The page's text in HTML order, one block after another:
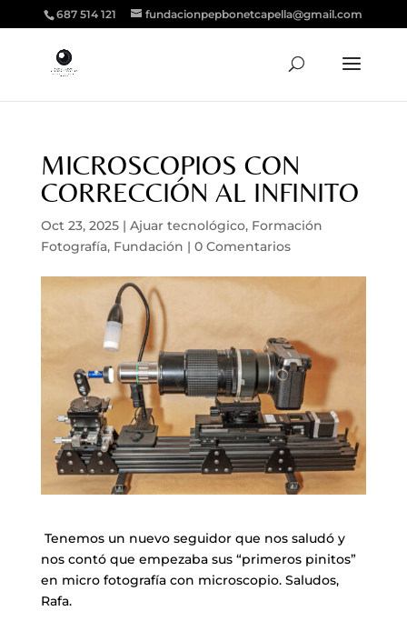
687 514 121 fundacionpepbonetcapella@gmail.com
MICROSCOPIOS CON
CORRECCIÓN AL INFINITO
Oct 23, 2025| Ajuar tecnológico, Formación
Fotografía, Fundación | 0 Comentarios
Tenemos un nuevo seguidor que nos saludó y
nos contó que empezaba sus “primeros pinitos”
en micro fotografía con microscopio. Saludos,
Rafa.